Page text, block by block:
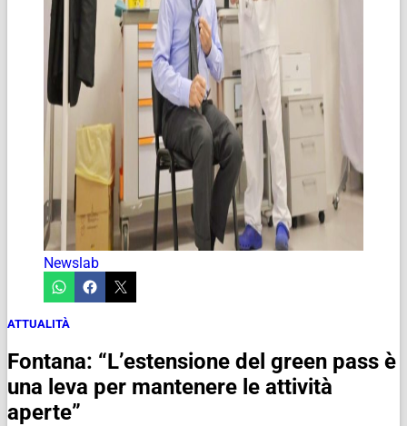
Newslab
ATTUALITÀ
Fontana: “L’estensione del green pass è
una leva per mantenere le attività
aperte”